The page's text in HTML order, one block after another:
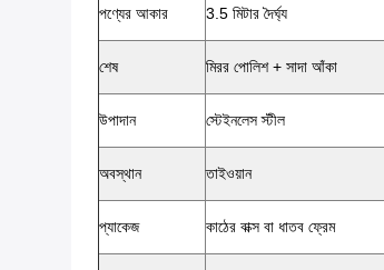
পণ্যের আকার 3.5 মিটার দৈর্ঘ্য
শেষ মিরর পোলিশ + সাদা আঁকা
উপাদান স্টেইনলেস স্টীল
অবস্থান তাইওয়ান
প্যাকেজ কাঠের বাক্স বা ধাতব ফ্রেম